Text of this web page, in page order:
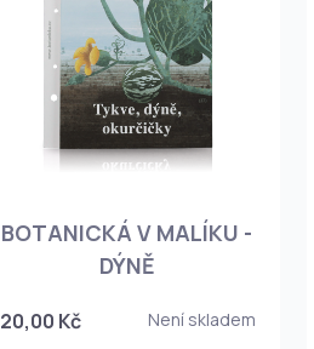
BOTANICKÁ V MALÍKU -
DÝNĚ
20,00 Kč Není skladem